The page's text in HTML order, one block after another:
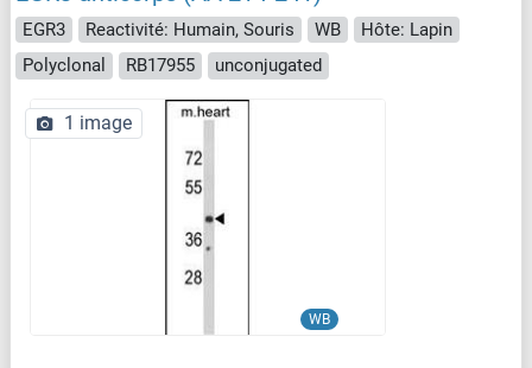
EGR3 Reactivité: Humain, Souris WB
Hôte: Lapin
Polyclonal
RB17955 unconjugated
WB
1 image